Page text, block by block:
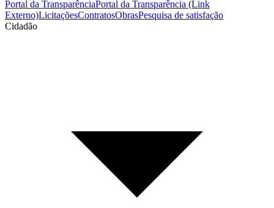
Portal da TransparênciaPortal da Transparência (Link
Externo)LicitaçõesContratosObrasPesquisa de satisfação
Cidadão